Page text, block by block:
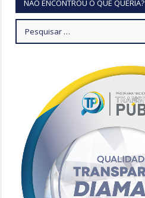
NÃO ENCONTROU O QUE QUERIA?